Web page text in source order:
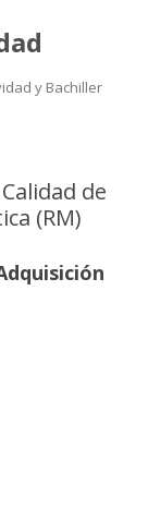
y Bachiller
de
(RM)